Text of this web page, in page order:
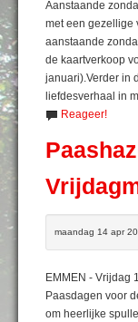
Aanstaande
met een gezellige
aanstaande
de kaartverkoop
januari).Verder in
liefdesverhaal in
Reageer!
maandag 14 apr
EMMEN - Vrijdag
Paasdagen voor
om heerlijke